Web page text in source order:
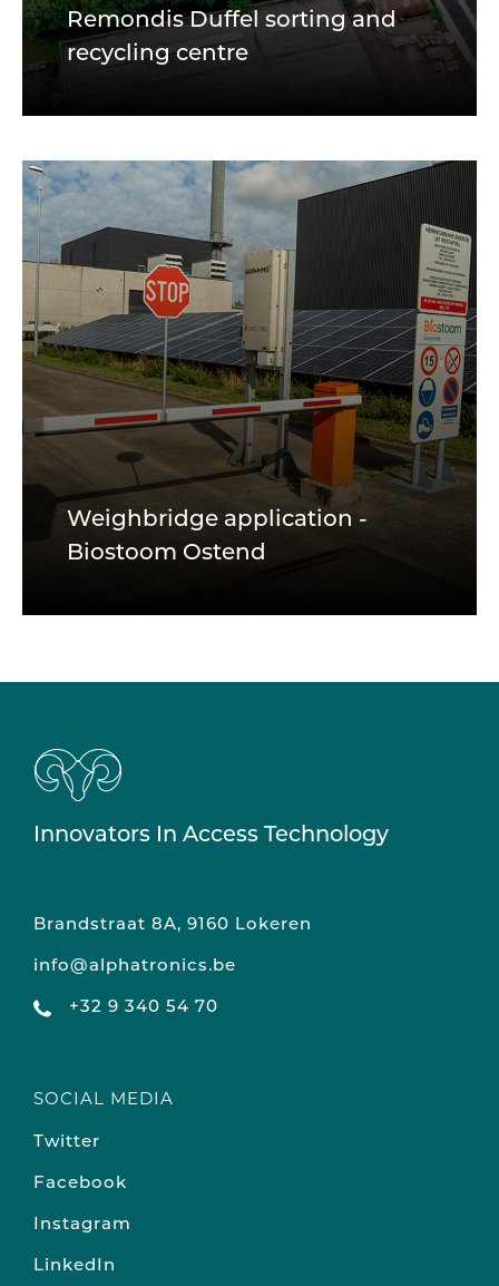
Remondis Duffel sorting and
recycling centre
Weighbridge application -
Biostoom Ostend
Innovators In Access Technology
Brandstraat 8A, 9160 Lokeren
info@alphatronics.be
+32 9 340 54 70
SOCIAL MEDIA
Twitter
Facebook
Instagram
LinkedIn